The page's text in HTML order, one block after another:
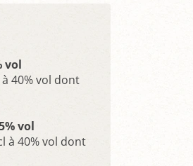
vol
40% vol dont
vol
à 40% vol dont